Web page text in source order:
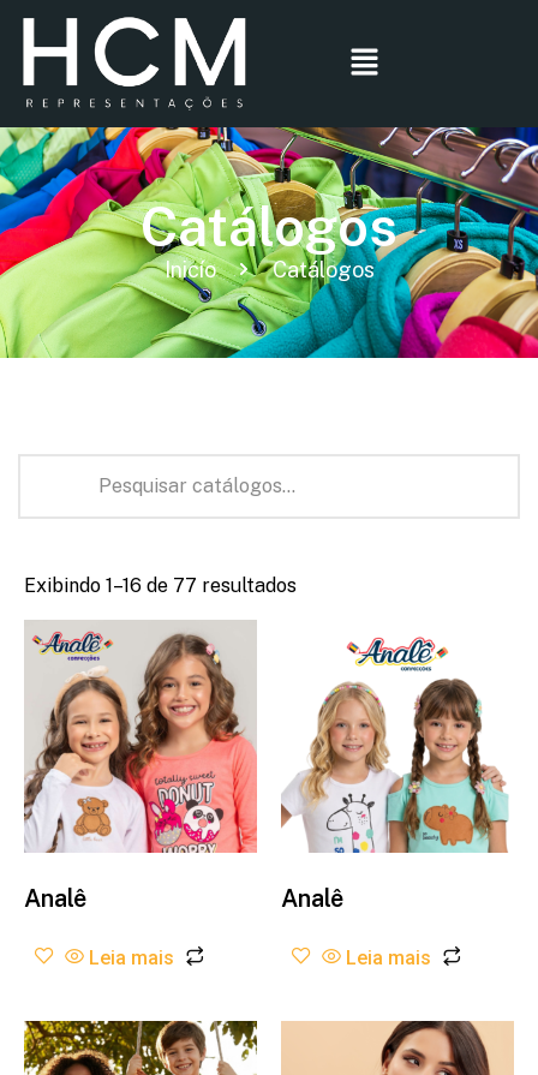
Catálogos
Inicío Catálogos
Exibindo 1–16 de 77 resultados
Analê
Leia mais
Analê
Leia mais